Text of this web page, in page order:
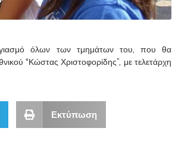
όλων των τμημάτων του, που θα
“Κώστας Χριστοφορίδης”, με τελετάρχη
Εκτύπωση